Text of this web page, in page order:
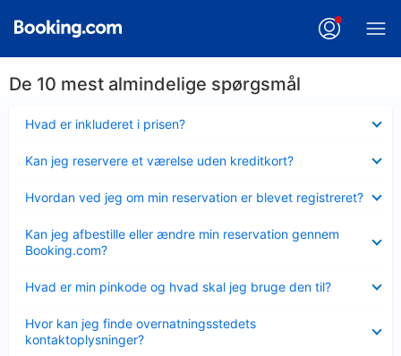
De 10 mest almindelige spørgsmål
Hvad er inkluderet i prisen?
Kan jeg reservere et værelse uden kreditkort?
Hvordan ved jeg om min reservation er blevet registreret?
Kan jeg afbestille eller ændre min reservation gennem
Booking.com?
Hvad er min pinkode og hvad skal jeg bruge den til?
Hvor kan jeg finde overnatningsstedets
kontaktoplysninger?